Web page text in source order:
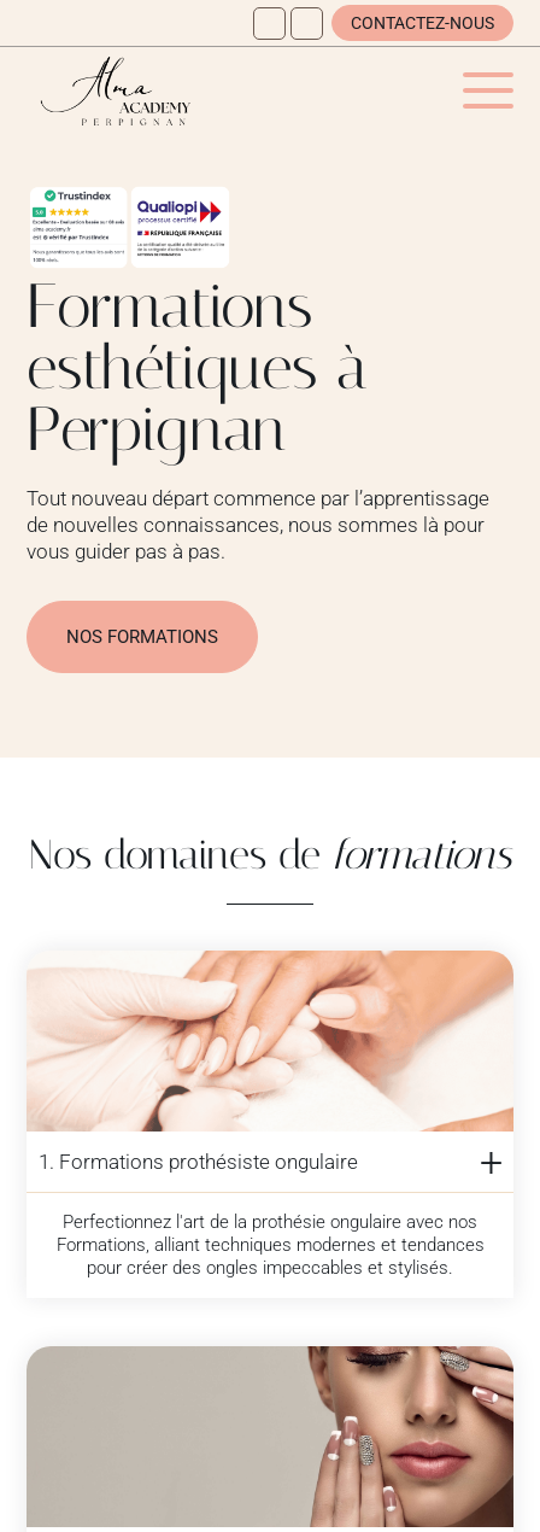
CONTACTEZ-NOUS
Formations
esthétiques à
Perpignan
Tout nouveau départ commence par l’apprentissage
de nouvelles connaissances, nous sommes là pour
vous guider pas à pas.
NOS FORMATIONS
Nos domaines de formations
1. Formations prothésiste ongulaire
Perfectionnez l'art de la prothésie ongulaire avec nos
Formations, alliant techniques modernes et tendances
pour créer des ongles impeccables et stylisés.